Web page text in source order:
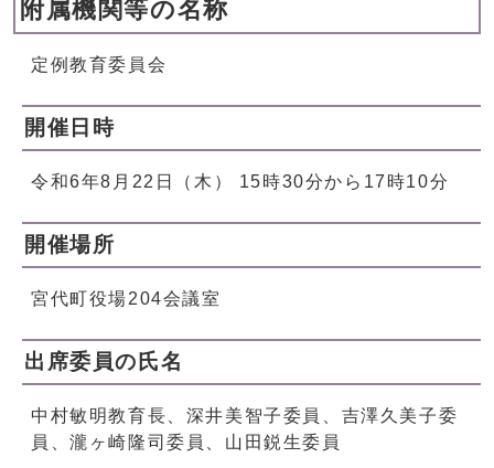
附属機関等の名称
定例教育委員会
開催日時
令和6年8月22日（木） 15時30分から17時10分
開催場所
宮代町役場204会議室
出席委員の氏名
中村敏明教育長、深井美智子委員、吉澤久美子委
員、瀧ヶ崎隆司委員、山田鋭生委員